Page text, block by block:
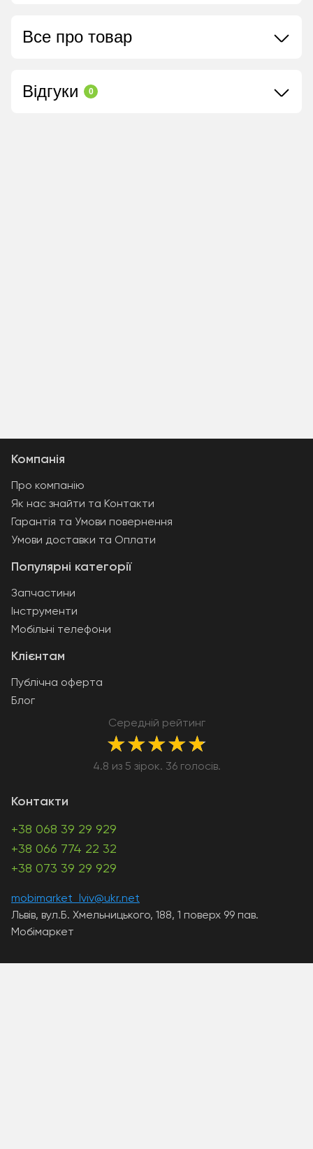
Все про товар
Відгуки 0
Контакти
+38 068 39 29 929
+38 066 774 22 32
+38 073 39 29 929
mobimarket_lviv@ukr.net
Львів, вул.Б. Хмельницького, 188, 1 поверх 99 пав.
Мобімаркет
Клієнтам
Публічна оферта
Блог
Середній рейтинг
★★★★★
4.8 из 5 зірок. 36 голосів.
Популярні категорії
Запчастини
Інструменти
Мобільні телефони
Компанія
Про компанію
Як нас знайти та Контакти
Гарантія та Умови повернення
Умови доставки та Оплати